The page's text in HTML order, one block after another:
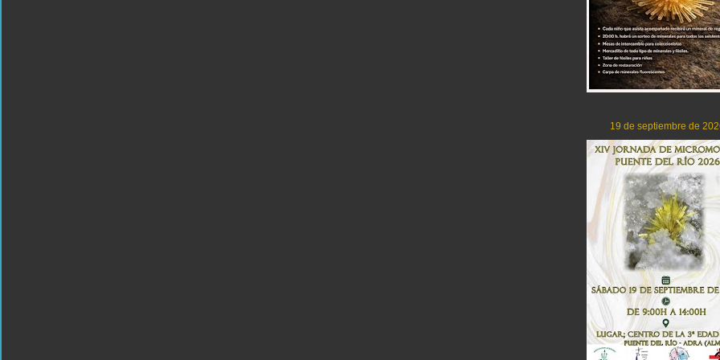
19 de septiembre de